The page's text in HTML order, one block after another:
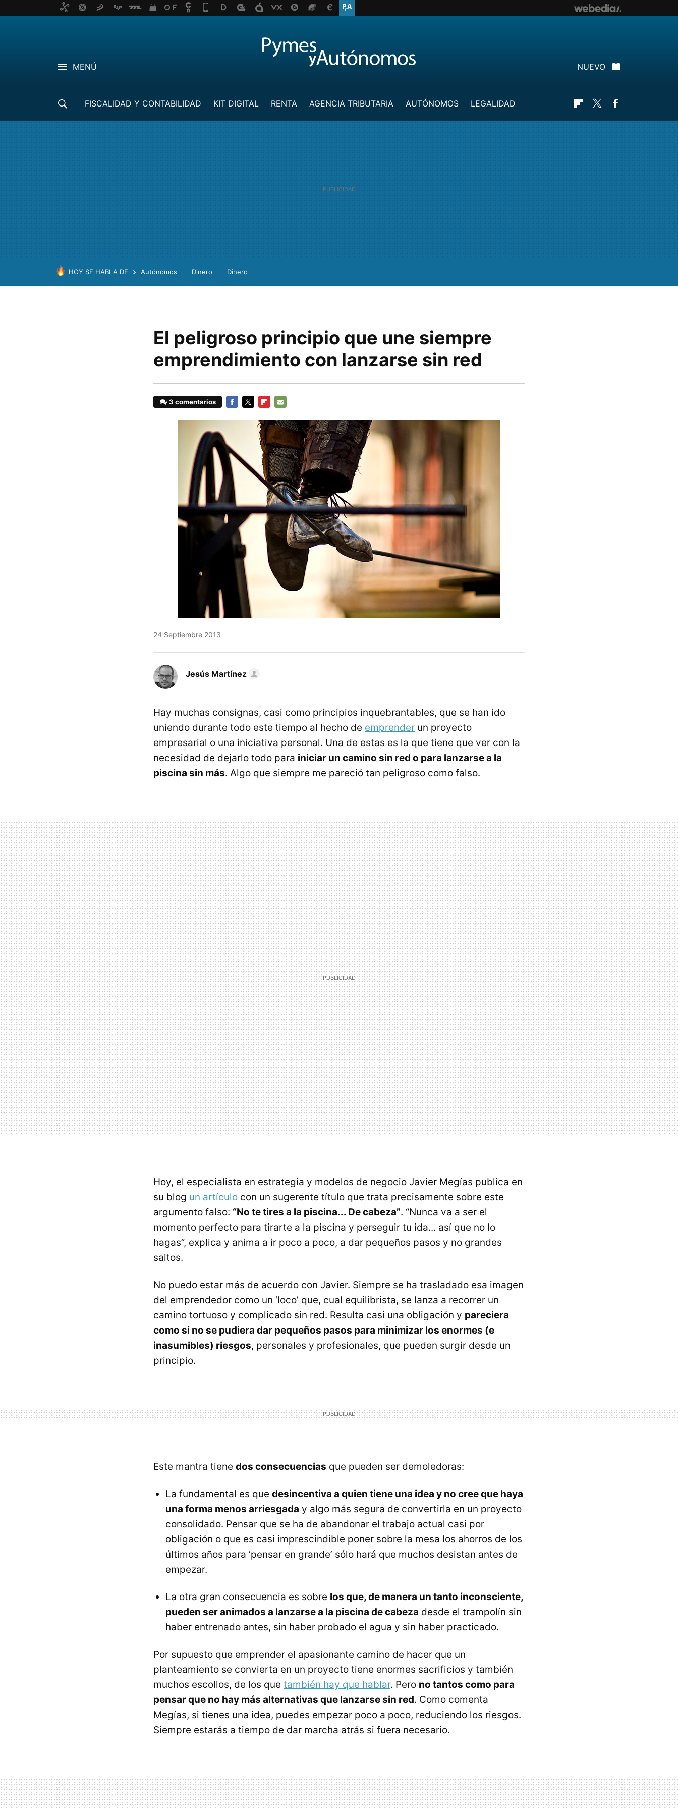
MENÚ NUEVO
FISCALIDAD Y CONTABILIDAD KIT DIGITAL RENTA AGENCIA TRIBUTARIA AUTÓNOMOS
LEGALIDAD
Flipboard
Twitter
HOY SE HABLA DE Autónomos Dinero Dinero
El peligroso principio que une siempre
emprendimiento con lanzarse sin red
3 comentarios
MAIL
24 Septiembre 2013
Jesús Martínez
Hay muchas consignas, casi como principios inquebrantables, que se han ido
uniendo durante todo este tiempo al hecho de emprender un proyecto
empresarial o una iniciativa personal. Una de estas es la que tiene que ver con la
necesidad de dejarlo todo para iniciar un camino sin red o para lanzarse a la
piscina sin más. Algo que siempre me pareció tan peligroso como falso.
Hoy, el especialista en estrategia y modelos de negocio Javier Megías publica en
su blog un artículo con un sugerente título que trata precisamente sobre este
argumento falso: “No te tires a la piscina... De cabeza”. “Nunca va a ser el
momento perfecto para tirarte a la piscina y perseguir tu ida... así que no lo
hagas”, explica y anima a ir poco a poco, a dar pequeños pasos y no grandes
saltos.
No puedo estar más de acuerdo con Javier. Siempre se ha trasladado esa imagen
del emprendedor como un ‘loco’ que, cual equilibrista, se lanza a recorrer un
camino tortuoso y complicado sin red. Resulta casi una obligación y pareciera
como si no se pudiera dar pequeños pasos para minimizar los enormes (e
inasumibles) riesgos, personales y profesionales, que pueden surgir desde un
principio.
Este mantra tiene dos consecuencias que pueden ser demoledoras:
La fundamental es que desincentiva a quien tiene una idea y no cree que haya
una forma menos arriesgada y algo más segura de convertirla en un proyecto
consolidado. Pensar que se ha de abandonar el trabajo actual casi por
obligación o que es casi imprescindible poner sobre la mesa los ahorros de los
últimos años para ‘pensar en grande’ sólo hará que muchos desistan antes de
empezar.
La otra gran consecuencia es sobre los que, de manera un tanto inconsciente,
pueden ser animados a lanzarse a la piscina de cabeza desde el trampolín sin
haber entrenado antes, sin haber probado el agua y sin haber practicado.
Por supuesto que emprender el apasionante camino de hacer que un
planteamiento se convierta en un proyecto tiene enormes sacrificios y también
muchos escollos, de los que también hay que hablar. Pero no tantos como para
pensar que no hay más alternativas que lanzarse sin red. Como comenta
Megías, si tienes una idea, puedes empezar poco a poco, reduciendo los riesgos.
Siempre estarás a tiempo de dar marcha atrás si fuera necesario.